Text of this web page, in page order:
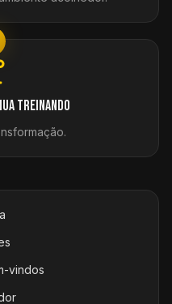
treinando
vindos